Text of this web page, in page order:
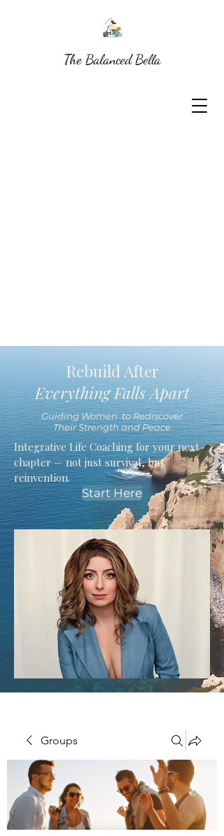
Rebuild After
Everything Falls Apart
Guiding Women to Rediscover
Their Strength and Peace
Integrative Life Coaching for your next
chapter — not just survival, but
reinvention.
Start Here
The Balanced Bella
Groups